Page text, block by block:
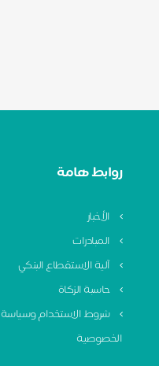
روابط هامة
الأخبار
المبادرات
آلية الاستقطاع البنكي
حاسبة الزكاة
شروط الاستخدام وسياسة
الخصوصية